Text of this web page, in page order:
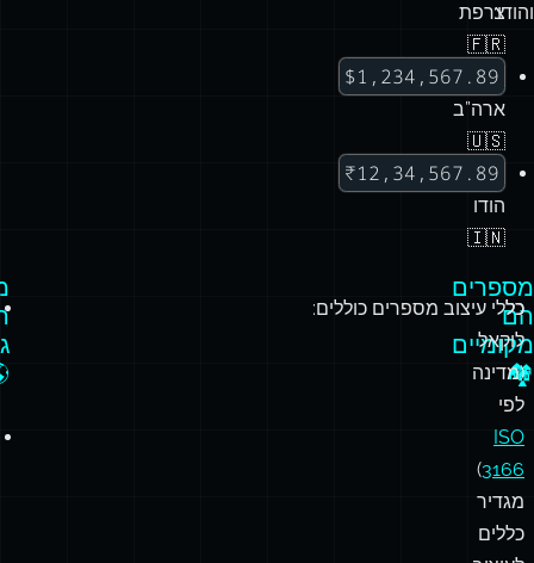
והודו:צרפת
🇫🇷
$1,234,567.89
ארה”ב
🇺🇸
₹12,34,567.89
הודו
🇮🇳
מספרים
הם
מקומיים
🏘️
כל
לוקאל
(מדינה
לפי
ISO
3166
)
מגדיר
כללים
כללי עיצוב מספרים כוללים: